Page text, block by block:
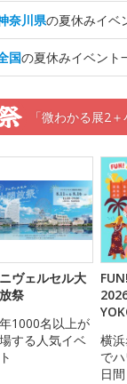
奈川県の夏休みイベ
国の夏休みイベント
「微わかる展2
ヴェルセル大
祭
1000名以上が
する人気イベ
横
で
日間